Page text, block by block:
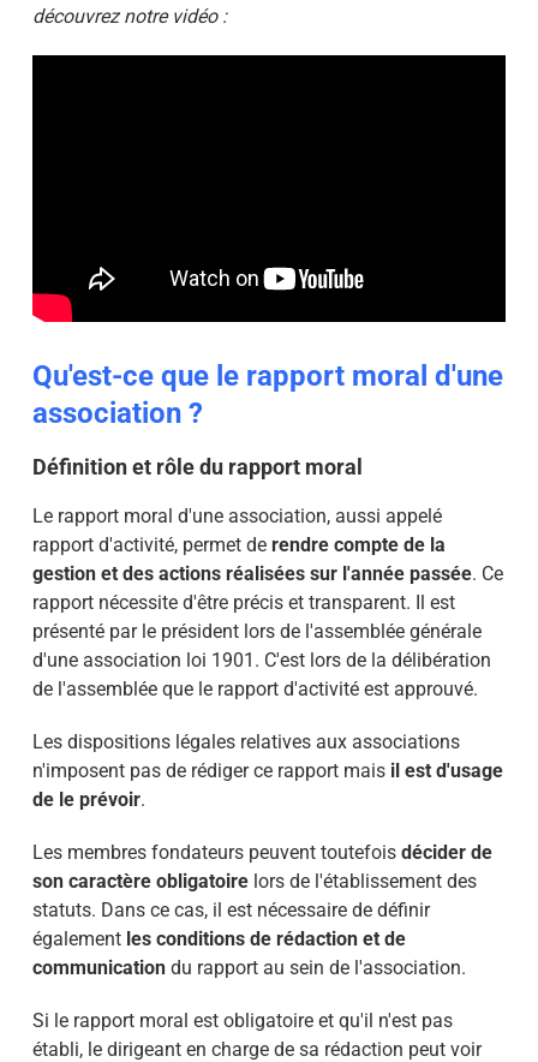
découvrez notre vidéo :
Qu'est-ce que le rapport moral d'une
association ?
Définition et rôle du rapport moral
Le rapport moral d'une association, aussi appelé
rapport d'activité, permet de rendre compte de la
gestion et des actions réalisées sur l'année passée. Ce
rapport nécessite d'être précis et transparent. Il est
présenté par le président lors de l'assemblée générale
d'une association loi 1901. C'est lors de la délibération
de l'assemblée que le rapport d'activité est approuvé.
Les dispositions légales relatives aux associations
n'imposent pas de rédiger ce rapport mais il est d'usage
de le prévoir.
Les membres fondateurs peuvent toutefoisdécider de
son caractère obligatoirelors de l'établissement des
statuts. Dans ce cas, il est nécessaire de définir
égalementles conditions de rédaction et de
communication du rapport au sein de l'association.
Si le rapport moral est obligatoire et qu'il n'est pas
établi, le dirigeant en charge de sa rédaction peut voir